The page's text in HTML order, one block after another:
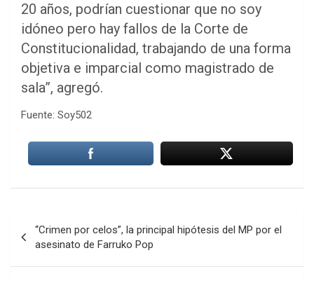
20 años, podrían cuestionar que no soy
idóneo pero hay fallos de la Corte de
Constitucionalidad, trabajando de una forma
objetiva e imparcial como magistrado de
sala”, agregó.
Fuente: Soy502
de
entradas
“Crimen por celos”, la principal hipótesis del MP por el
asesinato de Farruko Pop